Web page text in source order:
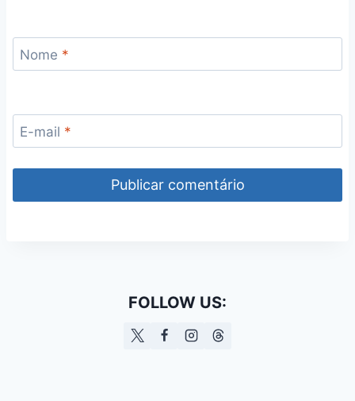
Nome *
E-mail *
FOLLOW US: